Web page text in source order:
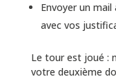
Envoyer un mail
avec vos
Le tour est joué :
votre deuxième